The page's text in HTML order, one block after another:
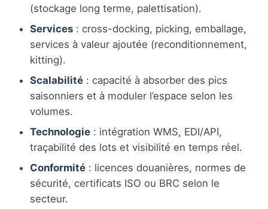
(stockage long terme, palettisation).
Services : cross-docking, picking, emballage,
services à valeur ajoutée (reconditionnement,
kitting).
Scalabilité : capacité à absorber des pics
saisonniers et à moduler l’espace selon les
volumes.
Technologie : intégration WMS, EDI/API,
traçabilité des lots et visibilité en temps réel.
Conformité : licences douanières, normes de
sécurité, certificats ISO ou BRC selon le
secteur.